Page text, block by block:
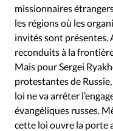
missionnaires
les régions où les
invités sont présentes.
reconduits à la
Mais pour Sergei
protestantes de
loi ne va arrêter
évangéliques russes.
cette loi ouvre la porte